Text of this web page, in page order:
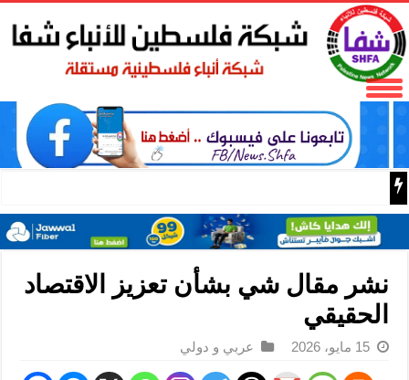
البر الرئيسي ينتقد سلطات الحزب الديمقراطي التقدمي
نشر مقال شي بشأن تعزيز الاقتصاد
الحقيقي
15 مايو، 2026 عربي و دولي